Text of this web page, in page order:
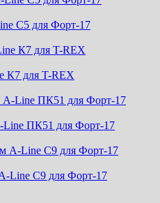
С5 для Форт-17
К7 для T-REX
Line ПК51 для Форт-17
Line С9 для Форт-17